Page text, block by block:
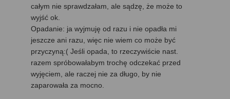
całym nie sprawdzałam, ale sądzę, że może to
wyjść ok.
Opadanie: ja wyjmuję od razu i nie opadła mi
jeszcze ani razu, więc nie wiem co może być
przyczyną:( Jeśli opada, to rzeczywiście nast.
razem spróbowałabym trochę odczekać przed
wyjęciem, ale raczej nie za długo, by nie
zaparowała za mocno.